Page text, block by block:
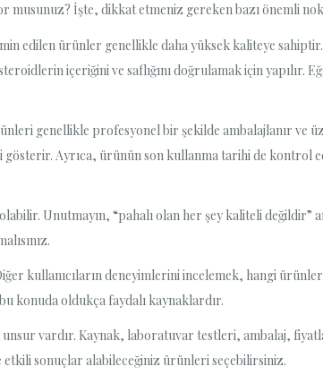
musunuz? İşte, dikkat etmeniz gereken bazı önemli
edilen ürünler genellikle daha yüksek kaliteye
içeriğini ve saflığını doğrulamak için yapılır.
genellikle profesyonel bir şekilde ambalajlanır ve
gösterir. Ayrıca, ürünün son kullanma tarihi de kontrol
Unutmayın, “pahalı olan her şey kaliteli değildir”
kullanıcıların deneyimlerini incelemek, hangi
konuda oldukça faydalı kaynaklardır.
vardır. Kaynak, laboratuvar testleri, ambalaj,
etkili sonuçlar alabileceğiniz ürünleri seçebilirsiniz.